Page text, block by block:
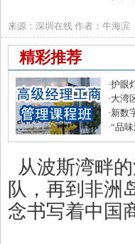
来源：深圳在线 作者：牛海滨
精彩推荐
·护眼
·大湾
居打
·新数
化中
·“品
式美味
从波斯湾畔
队，再到非洲
念书写着中国